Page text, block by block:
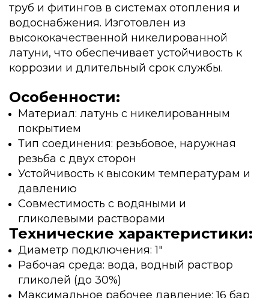
труб и фитингов в системах отопления и
водоснабжения. Изготовлен из
высококачественной никелированной
латуни, что обеспечивает устойчивость к
коррозии и длительный срок службы.
Особенности:
Материал: латунь с никелированным
покрытием
Тип соединения: резьбовое, наружная
резьба с двух сторон
Устойчивость к высоким температурам и
давлению
Совместимость с водяными и
гликолевыми растворами
Технические характеристики:
Диаметр подключения: 1"
Рабочая среда: вода, водный раствор
гликолей (до 30%)
Максимальное рабочее давление: 16 бар